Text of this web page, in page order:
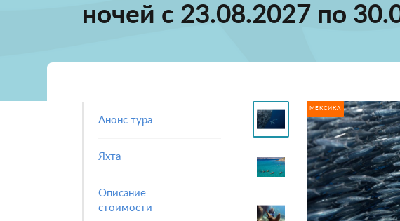
ночей с 23.08.2027 по
Анонс тура
Яхта
Описание
стоимости
МЕКСИКА